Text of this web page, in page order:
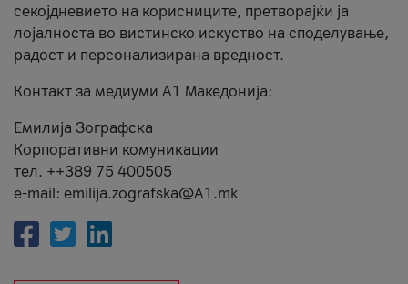
секојдневието на корисниците, претворајќи ја
лојалноста во вистинско искуство на споделување,
радост и персонализирана вредност.
Контакт за медиуми А1 Македонија:
Емилија Зографска
Корпоративни комуникации
тел. ++389 75 400505
e-mail: emilija.zografska@A1.mk